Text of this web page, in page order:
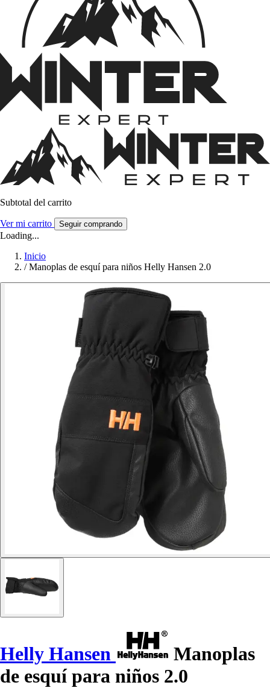
Subtotal del carrito
Ver mi carrito Seguir comprando
Loading...
Inicio
/ Manoplas de esquí para niños Helly Hansen 2.0
Helly Hansen
Manoplas
de esquí para niños 2.0